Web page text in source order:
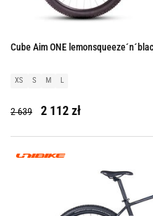
Cube Aim ONE
XS S M L
2 639 2 112 zł